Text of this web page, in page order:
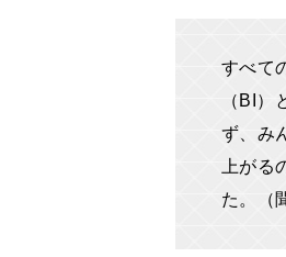
すべて
（BI
ず、み
上が
た。（